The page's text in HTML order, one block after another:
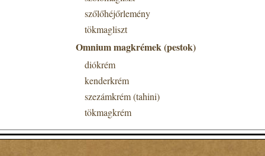
szőlőhéjőrlemény
tökmagliszt
Omnium magkrémek (pestok)
diókrém
kenderkrém
szezámkrém (tahini)
tökmagkrém